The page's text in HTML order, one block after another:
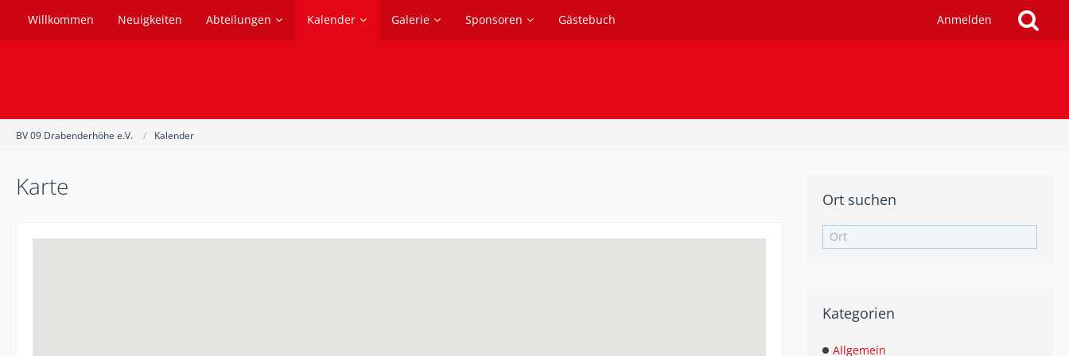
Willkommen Neuigkeiten Abteilungen Kalender Galerie Sponsoren Gästebuch Anmelden
BV 09 Drabenderhöhe e.V. Kalender
Karte Ort suchen
Kategorien
Allgemein